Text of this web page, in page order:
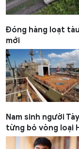
Đóng hàng loạt tàu
mới
Nam sinh người
từng bỏ vòng loại